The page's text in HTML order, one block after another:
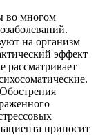
во многом
на организм
эффект
рассматривает
приносит